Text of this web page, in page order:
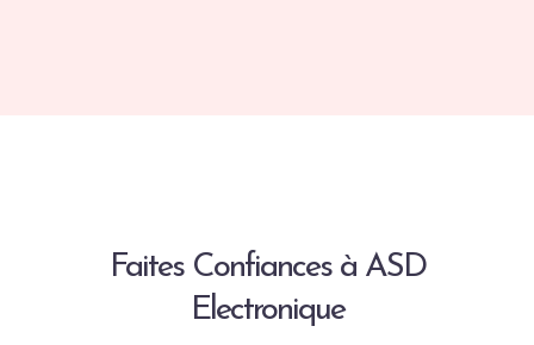
Faites Confiances à ASD
Electronique